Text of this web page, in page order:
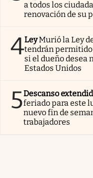
a todos los
renovación de su
4LeyMurió la Ley
tendrán
si el dueño desea
Estados Unidos
5Descanso
feriado para este
nuevo fin de
trabajadores